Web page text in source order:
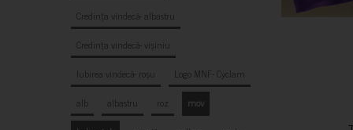
Credința vindecă- albastru
Credința vindecă- vișiniu
Iubirea vindecă- roșu
Logo MNF- Cyclam
alb
albastru roz
mov